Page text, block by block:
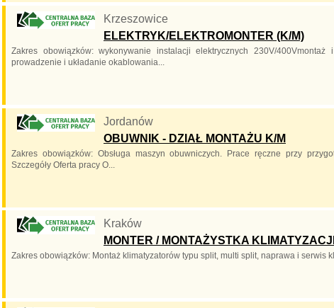
Krzeszowice
ELEKTRYK/ELEKTROMONTER (K/M)
Zakres obowiązków: wykonywanie instalacji elektrycznych 230V/
prowadzenie i układanie okablowania...
Jordanów
OBUWNIK - DZIAŁ MONTAŻU K/M
Zakres obowiązków: Obsługa maszyn obuwniczych. Prace ręczne przy
Szczegóły Oferta pracy O...
Kraków
MONTER / MONTAŻYSTKA KLIMATYZACJI
Zakres obowiązków: Montaż klimatyzatorów typu split, multi split, naprawa i serwis